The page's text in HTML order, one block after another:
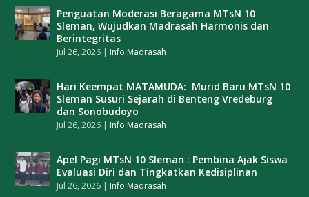
Penguatan Moderasi Beragama MTsN 10
Sleman, Wujudkan Madrasah Harmonis dan
Berintegritas
Jul 26, 2026 | Info Madrasah
Hari Keempat MATAMUDA: Murid Baru MTsN 10
Sleman Susuri Sejarah di Benteng Vredeburg
dan Sonobudoyo
Jul 26, 2026 | Info Madrasah
Apel Pagi MTsN 10 Sleman : Pembina Ajak Siswa
Evaluasi Diri dan Tingkatkan Kedisiplinan
Jul 26, 2026 | Info Madrasah